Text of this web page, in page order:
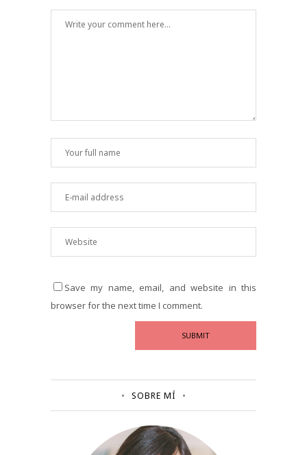
Save my name, email, and website in this
browser for the next time I comment.
SOBRE MÍ